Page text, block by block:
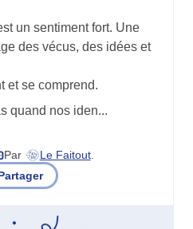
un sentiment fort. Une
des vécus, des idées et
et se comprend.
quand nos iden...
Par Le Faitout
(nouvel onglet).